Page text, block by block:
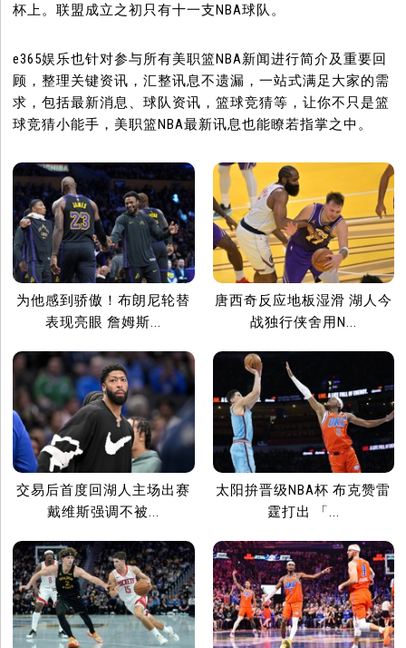
杯上。联盟成立之初只有十一支NBA球队。
e365娱乐也针对参与所有美职篮NBA新闻进行简介及重要回
顾，整理关键资讯，汇整讯息不遗漏，一站式满足大家的需
求，包括最新消息、球队资讯，篮球竞猜等，让你不只是篮
球竞猜小能手，美职篮NBA最新讯息也能瞭若指掌之中。
为他感到骄傲！布朗尼轮替
表现亮眼 詹姆斯...
唐西奇反应地板湿滑 湖人今
战独行侠舍用N...
交易后首度回湖人主场出赛
戴维斯强调不被...
太阳拚晋级NBA杯 布克赞雷
霆打出 「...